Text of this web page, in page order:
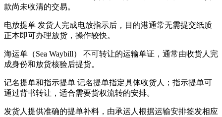
款尚未收清的交易。
电放提单 发货人完成电放指示后，目的港通常无需提交纸质
正本即可办理放货，操作较快。
海运单（Sea Waybill） 不可转让的运输单证，通常由收货人完
成身份和放货核验后提货。
记名提单和指示提单 记名提单指定具体收货人；指示提单可
通过背书转让，适合需要货权流转的安排。
发货人提供准确的提单补料，由承运人根据运输安排签发相应